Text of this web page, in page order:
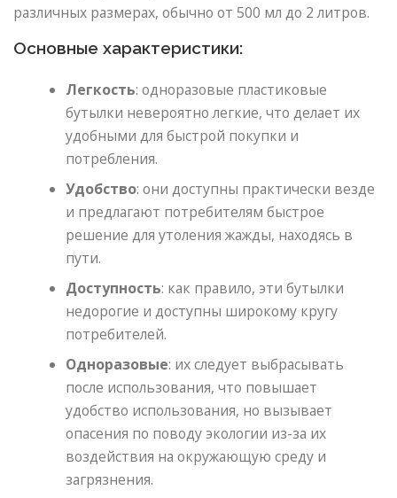
различных размерах, обычно от 500 мл до 2 литров.
Основные характеристики:
Легкость: одноразовые пластиковые
бутылки невероятно легкие, что делает их
удобными для быстрой покупки и
потребления.
Удобство: они доступны практически везде
и предлагают потребителям быстрое
решение для утоления жажды, находясь в
пути.
Доступность: как правило, эти бутылки
недорогие и доступны широкому кругу
потребителей.
Одноразовые: их следует выбрасывать
после использования, что повышает
удобство использования, но вызывает
опасения по поводу экологии из-за их
воздействия на окружающую среду и
загрязнения.